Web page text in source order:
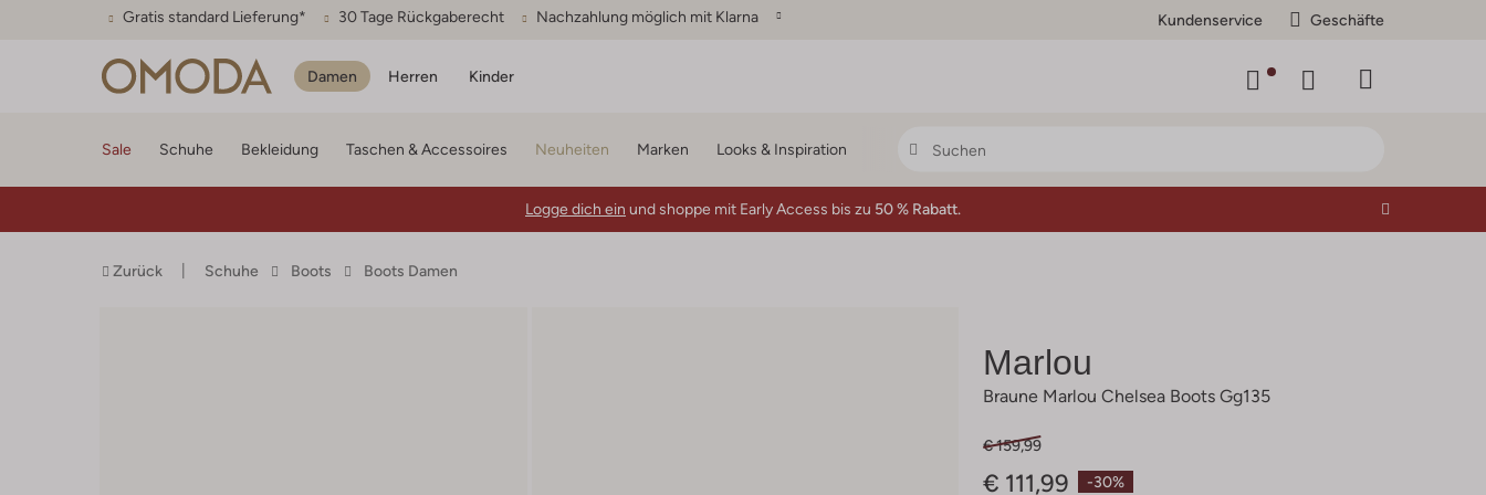
Gratis standard Lieferung* 30 Tage Rückgaberecht Nachzahlung möglich mit Klarna Kundenservice Geschäfte
Damen Herren Kinder
Sale Schuhe Bekleidung Taschen & Accessoires Neuheiten Marken Looks & Inspiration
Logge dich ein und shoppe mit Early Access bis zu 50 % Rabatt.
Zurück Schuhe Boots Boots Damen
Marlou
Braune Marlou Chelsea Boots Gg135
-30%
€ 159,99
€ 111,99